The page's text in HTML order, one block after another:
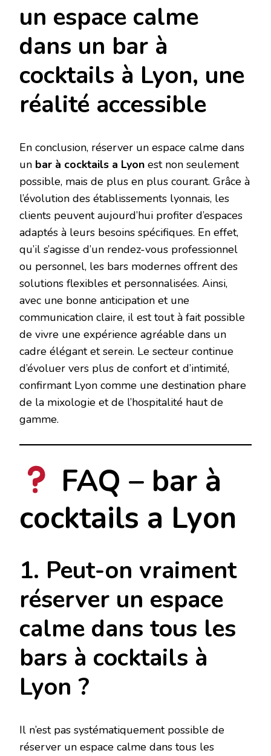
un espace calme
dans un bar à
cocktails à Lyon, une
réalité accessible
En conclusion, réserver un espace calme dans
un bar à cocktails a Lyon est non seulement
possible, mais de plus en plus courant. Grâce à
l’évolution des établissements lyonnais, les
clients peuvent aujourd’hui profiter d’espaces
adaptés à leurs besoins spécifiques. En effet,
qu’il s’agisse d’un rendez-vous professionnel
ou personnel, les bars modernes offrent des
solutions flexibles et personnalisées. Ainsi,
avec une bonne anticipation et une
communication claire, il est tout à fait possible
de vivre une expérience agréable dans un
cadre élégant et serein. Le secteur continue
d’évoluer vers plus de confort et d’intimité,
confirmant Lyon comme une destination phare
de la mixologie et de l’hospitalité haut de
gamme.
FAQ – bar à
cocktails a Lyon
1. Peut-on vraiment
réserver un espace
calme dans tous les
bars à cocktails à
Lyon ?
Il n’est pas systématiquement possible de
réserver un espace calme dans tous les